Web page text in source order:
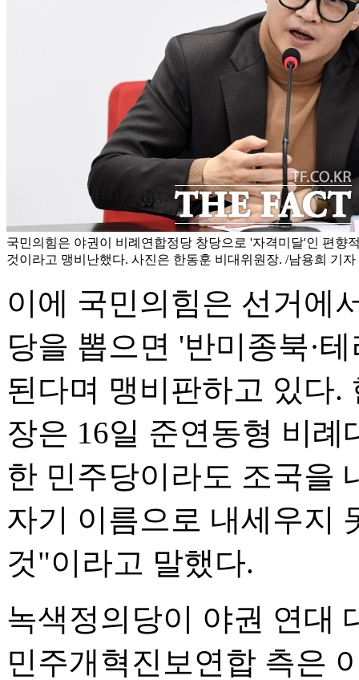
국민의힘은 야권이 비례연합정당 창당으로 '자격미달'인 편향
것이라고 맹비난했다. 사진은 한동훈 비대위원장. /남용희 기자
이에 국민의힘은 선거에
당을 뽑으면 '반미종북·
된다며 맹비판하고 있다
장은 16일 준연동형 비
한 민주당이라도 조국을
자기 이름으로 내세우지
것"이라고 말했다.
녹색정의당이 야권 연대
민주개혁진보연합 측은